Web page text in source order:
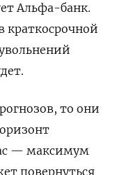
Альфа-банк.
краткосрочной
то они
— максимум
повернуться